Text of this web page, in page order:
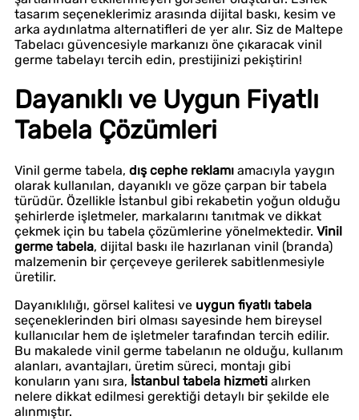
tasarım seçeneklerimiz arasında dijital baskı, kesim ve
arka aydınlatma alternatifleri de yer alır. Siz de Maltepe
Tabelacı güvencesiyle markanızı öne çıkaracak vinil
germe tabelayı tercih edin, prestijinizi pekiştirin!
Dayanıklı ve Uygun Fiyatlı
Tabela Çözümleri
Vinil germe tabela, dış cephe reklamı amacıyla yaygın
olarak kullanılan, dayanıklı ve göze çarpan bir tabela
türüdür. Özellikle İstanbul gibi rekabetin yoğun olduğu
şehirlerde işletmeler, markalarını tanıtmak ve dikkat
çekmek için bu tabela çözümlerine yönelmektedir. Vinil
germe tabela, dijital baskı ile hazırlanan vinil (branda)
malzemenin bir çerçeveye gerilerek sabitlenmesiyle
üretilir.
Dayanıklılığı, görsel kalitesi ve uygun fiyatlı tabela
seçeneklerinden biri olması sayesinde hem bireysel
kullanıcılar hem de işletmeler tarafından tercih edilir.
Bu makalede vinil germe tabelanın ne olduğu, kullanım
alanları, avantajları, üretim süreci, montajı gibi
konuların yanı sıra, İstanbul tabela hizmeti alırken
nelere dikkat edilmesi gerektiği detaylı bir şekilde ele
alınmıştır.